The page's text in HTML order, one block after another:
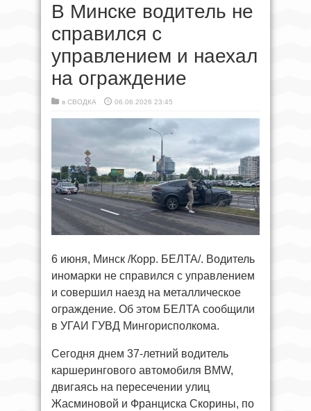
В Минске водитель не
справился с
управлением и наехал
на ограждение
в СВОДКА 06.06.2026 23:45
6 июня, Минск /Корр. БЕЛТА/. Водитель
иномарки не справился с управлением
и совершил наезд на металлическое
ограждение. Об этом БЕЛТА сообщили
в УГАИ ГУВД Мингорисполкома.
Сегодня днем 37-летний водитель
каршерингового автомобиля BMW,
двигаясь на пересечении улиц
Жасминовой и Франциска Скорины, по